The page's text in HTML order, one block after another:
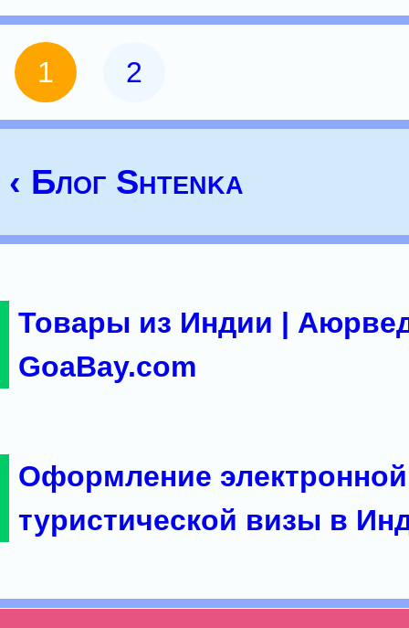
1 2
‹ Блог Shtenka
Товары из Индии |
GoaBay.com
Оформление электронной
туристической визы в